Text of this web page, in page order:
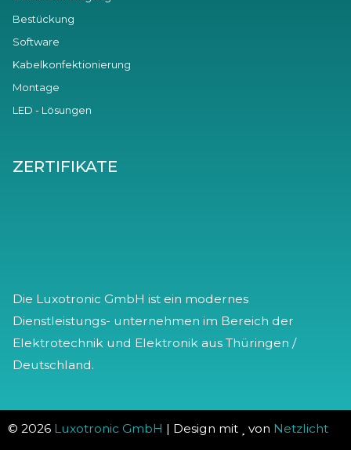
Bestückung
Software
Kabelkonfektionierung
Montage
LED - Lösungen
ZERTIFIKATE
Die Luxotronic GmbH ist ein modernes
Dienstleistungs- unternehmen im Bereich der
Elektrotechnik und Elektronik aus Thüringen /
Deutschland.
© 2026 Luxotronic GmbH | Design mit von Netzlicht